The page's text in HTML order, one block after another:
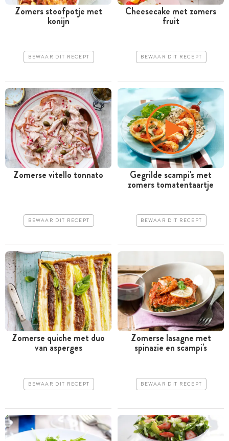
Zomers stoofpotje met
konijn
BEWAAR DIT RECEPT
Cheesecake met zomers
fruit
BEWAAR DIT RECEPT
Zomerse vitello tonnato
BEWAAR DIT RECEPT
Gegrilde scampi's met
zomers tomatentaartje
BEWAAR DIT RECEPT
Zomerse quiche met duo
van asperges
BEWAAR DIT RECEPT
Zomerse lasagne met
spinazie en scampi's
BEWAAR DIT RECEPT